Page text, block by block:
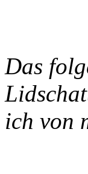
Das
ich von